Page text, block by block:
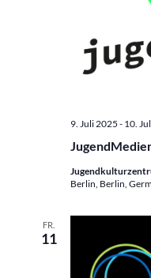
9. Juli 2025 - 10.
Berlin, Berlin,
FR.
11